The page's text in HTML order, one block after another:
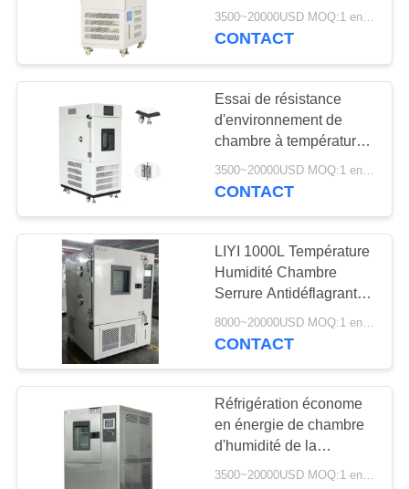
d'humidité avec le
dispositif d'éclairage
3500~20000USD MOQ:1 ensemble
CONTACT
Essai de résistance
d'environnement de
chambre à température
et humidité constantes
de laboratoire LIYI
CONTACT
LIYI 1000L Température
Humidité Chambre
Serrure Antidéflagrante
100mm Trou D'essai
8000~20000USD MOQ:1 ensemble
CONTACT
Réfrigération économe
en énergie de chambre
d'humidité de la
température d'écran
3500~20000USD MOQ:1 ensemble